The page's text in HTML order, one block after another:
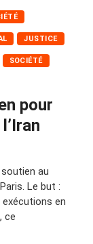
JUSTICE
SOCIÉTÉ
pour
au
Le but :
exécutions en
ce